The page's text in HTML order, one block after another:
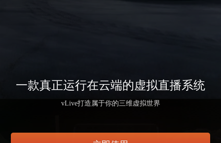
一款真正运行在云端的虚拟直播系统
vLive打造属于你的三维虚拟世界